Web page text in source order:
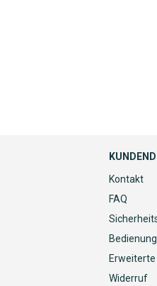
Kontakt
FAQ
Erweiterte
Widerruf